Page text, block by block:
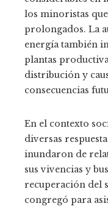
los minoristas
prolongados. La
energía también
plantas
distribución y
consecuencias
En el contexto
diversas
inundaron de
sus vivencias y
recuperación del
congregó para